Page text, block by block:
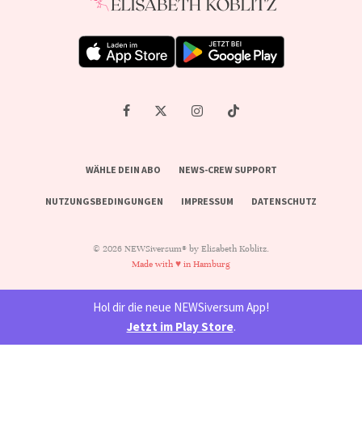
WÄHLE DEIN ABO NEWS-CREW SUPPORT
NUTZUNGSBEDINGUNGEN IMPRESSUM DATENSCHUTZ
© 2026 NEWSiversum® by Elisabeth Koblitz.
Made with ♥ in Hamburg
Hol dir die neue NEWSiversum App!
Jetzt im Play Store.